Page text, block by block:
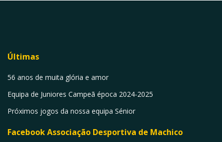
Últimas
56 anos de muita glória e amor
Equipa de Juniores Campeã época 2024-2025
Próximos jogos da nossa equipa Sénior
Facebook Associação Desportiva de Machico